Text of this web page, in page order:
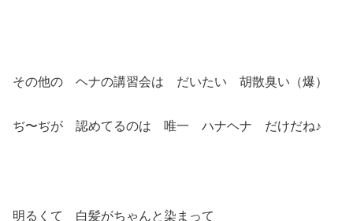
その他の ヘナの講習会は だいたい 胡散臭い（爆）
ぢ〜ぢが 認めてるのは 唯一 ハナヘナ だけだね♪
明るくて 白髪がちゃんと染まって